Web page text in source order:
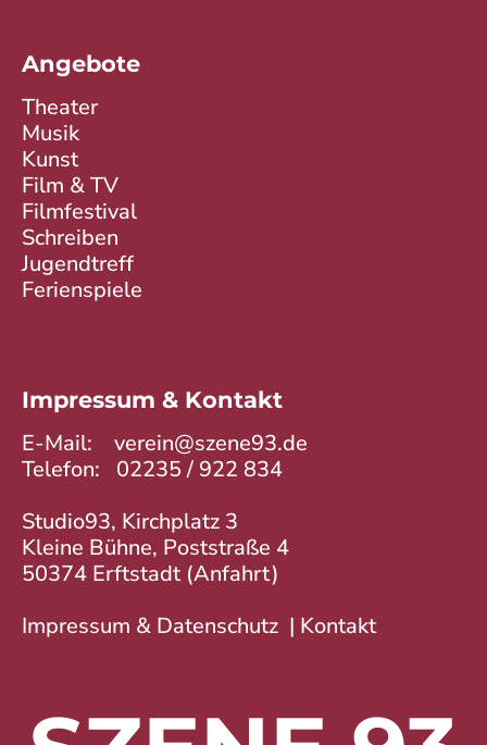
Angebote
Theater
Musik
Kunst
Film & TV
Filmfestival
Schreiben
Jugendtreff
Ferienspiele
Impressum & Kontakt
E-Mail: verein@szene93.de
Telefon: 02235 / 922 834
Studio93, Kirchplatz 3
Kleine Bühne, Poststraße 4
50374 Erftstadt (Anfahrt)
Impressum & Datenschutz | Kontakt